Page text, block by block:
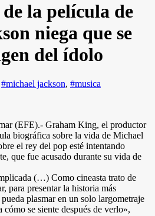
la película de
niega que se
del ídolo
#michael jackson, #musica
(EFE).- Graham King, el productor
biográfica sobre la vida de Michael
el rey del pop esté intentando
que fue acusado durante su vida de
(…) Como cineasta trato de
para presentar la historia más
plasmar en un solo largometraje
se siente después de verlo»,